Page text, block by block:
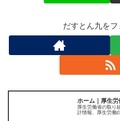
だすとん九をフ
ホーム｜厚生労
厚生労働省の取り
計情報、厚生労働